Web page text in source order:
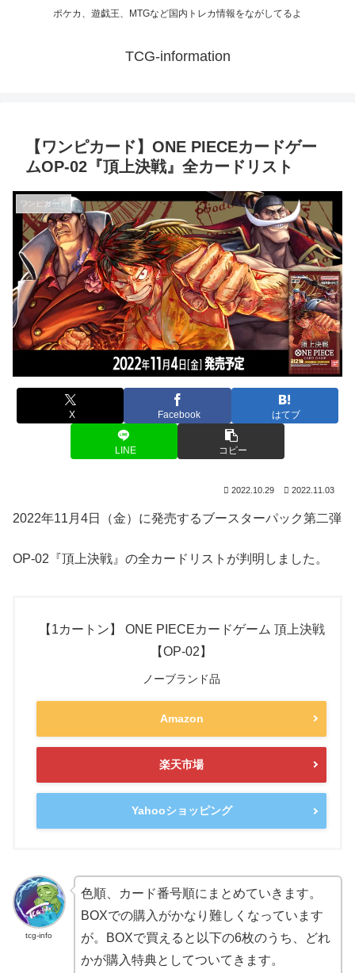
ポケカ、遊戯王、MTGなど国内トレカ情報をながしてるよ
TCG-information
【ワンピカード】ONE PIECEカードゲー
ムOP-02『頂上決戦』全カードリスト
ワンピカード
X Facebook はてブ
LINE コピー
2022.10.29 2022.11.03
2022年11月4日（金）に発売するブースターパック第二弾
OP-02『頂上決戦』の全カードリストが判明しました。
【1カートン】 ONE PIECEカードゲーム 頂上決戦
【OP-02】
ノーブランド品
Amazon
楽天市場
Yahooショッピング
tcg-info
色順、カード番号順にまとめていきます。
BOXでの購入がかなり難しくなっています
が。BOXで買えると以下の6枚のうち、どれ
かが購入特典としてついてきます。